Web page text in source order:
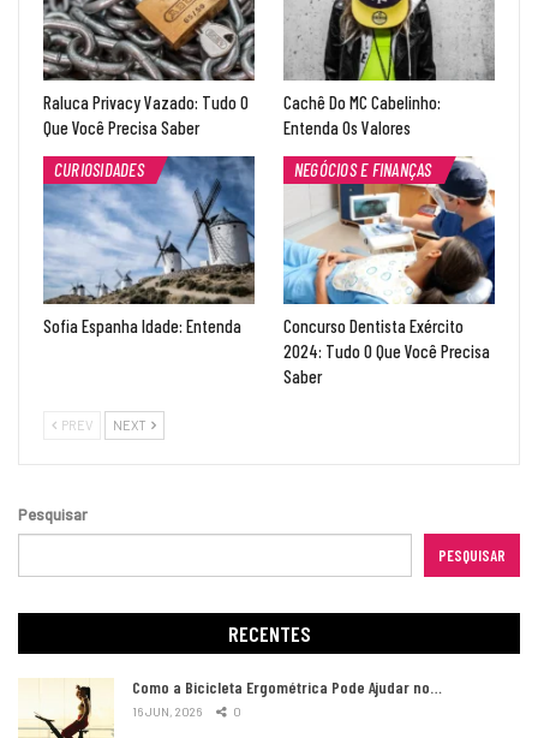
Raluca Privacy Vazado: Tudo O
Que Você Precisa Saber
Cachê Do MC Cabelinho:
Entenda Os Valores
CURIOSIDADES
Sofia Espanha Idade: Entenda
NEGÓCIOS E FINANÇAS
Concurso Dentista Exército
2024: Tudo O Que Você Precisa
Saber
PREV NEXT
Pesquisar
PESQUISAR
RECENTES
Como a Bicicleta Ergométrica Pode Ajudar no…
16 JUN, 2026 0